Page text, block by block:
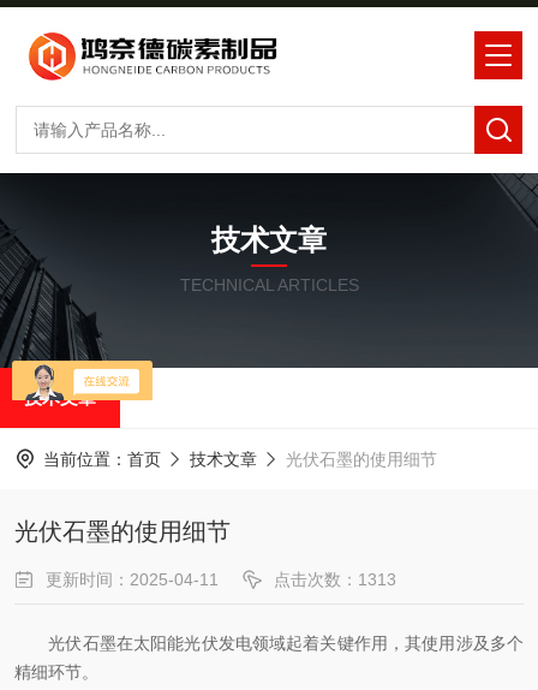
技术文章
TECHNICAL ARTICLES
技术文章
当前位置： 首页 技术文章 光伏石墨的使用细节
光伏石墨的使用细节
更新时间：2025-04-11 点击次数：1313
光伏石墨在太阳能光伏发电领域起着关键作用，其使用涉及多个
精细环节。